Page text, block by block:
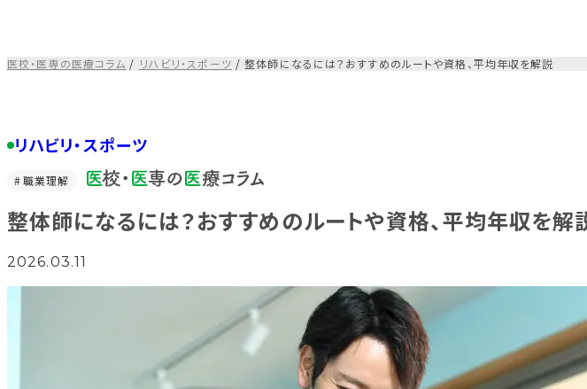
テ
ン
キ
ッ
プ
す
る
医校・医専の医療コラム / リハビリ・スポーツ /整体師になるには？おすすめのルートや資格、平均年収を解説
リハビリ・スポーツ
職業理解
整体師になるには？おすすめのルートや資格、平均年収を解
2026.03.11